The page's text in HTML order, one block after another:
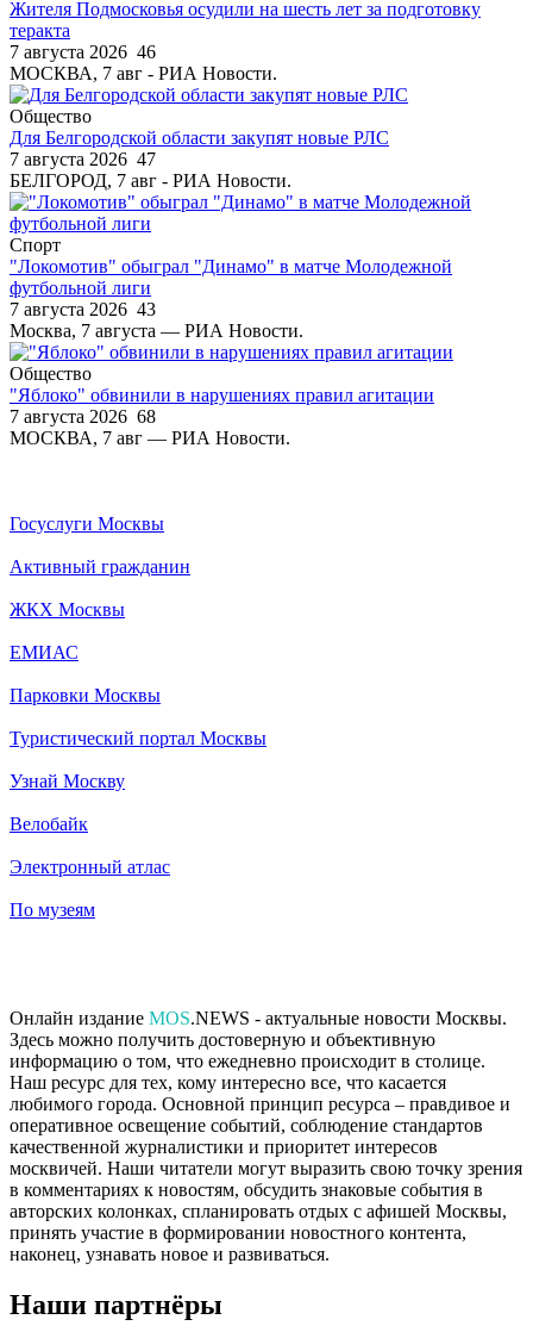
Жителя Подмосковья осудили на шесть лет за подготовку
теракта
7 августа 2026 46
МОСКВА, 7 авг - РИА Новости.
Общество
Для Белгородской области закупят новые РЛС
7 августа 2026 47
БЕЛГОРОД, 7 авг - РИА Новости.
Спорт
"Локомотив" обыграл "Динамо" в матче Молодежной
футбольной лиги
7 августа 2026 43
Москва, 7 августа — РИА Новости.
Общество
"Яблоко" обвинили в нарушениях правил агитации
7 августа 2026 68
МОСКВА, 7 авг — РИА Новости.
Госуслуги Москвы
Активный гражданин
ЖКХ Москвы
ЕМИАС
Парковки Москвы
Туристический портал Москвы
Узнай Москву
Велобайк
Электронный атлас
По музеям
Онлайн издание MOS.NEWS - актуальные новости Москвы.
Здесь можно получить достоверную и объективную
информацию о том, что ежедневно происходит в столице.
Наш ресурс для тех, кому интересно все, что касается
любимого города. Основной принцип ресурса – правдивое и
оперативное освещение событий, соблюдение стандартов
качественной журналистики и приоритет интересов
москвичей. Наши читатели могут выразить свою точку зрения
в комментариях к новостям, обсудить знаковые события в
авторских колонках, спланировать отдых с афишей Москвы,
принять участие в формировании новостного контента,
наконец, узнавать новое и развиваться.
Наши партнёры